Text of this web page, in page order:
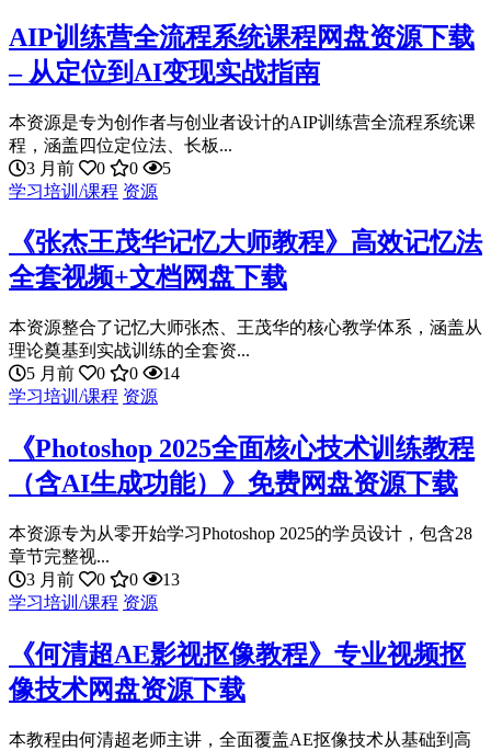
AIP训练营全流程系统课程网盘资源下载
– 从定位到AI变现实战指南
本资源是专为创作者与创业者设计的AIP训练营全流程系统课
程，涵盖四位定位法、长板...
3 月前
0 0
5
学习培训/课程 资源
《张杰王茂华记忆大师教程》高效记忆法
全套视频+文档网盘下载
本资源整合了记忆大师张杰、王茂华的核心教学体系，涵盖从
理论奠基到实战训练的全套资...
5 月前
0 0
14
学习培训/课程 资源
《Photoshop 2025全面核心技术训练教程
（含AI生成功能）》免费网盘资源下载
本资源专为从零开始学习Photoshop 2025的学员设计，包含28
章节完整视...
3 月前
0 0
13
学习培训/课程 资源
《何清超AE影视抠像教程》专业视频抠
像技术网盘资源下载
本教程由何清超老师主讲，全面覆盖AE抠像技术从基础到高